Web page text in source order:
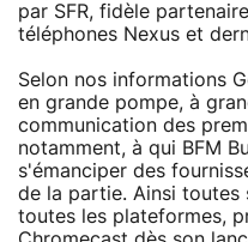
par SFR, fidèle
téléphones Nexus et
Selon nos informations
en grande pompe, à
communication des
notamment, à qui BFM
s'émanciper des
de la partie. Ainsi toutes
toutes les plateformes,